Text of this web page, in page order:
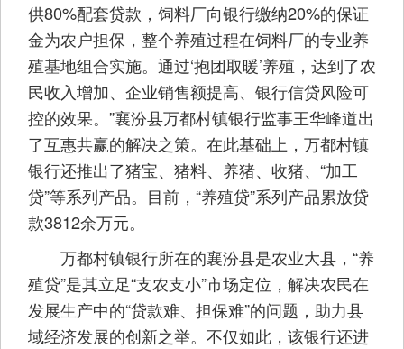
供80%配套贷款，饲料厂向银行缴纳20%的保证
金为农户担保，整个养殖过程在饲料厂的专业养
殖基地组合实施。通过‘抱团取暖’养殖，达到了农
民收入增加、企业销售额提高、银行信贷风险可
控的效果。”襄汾县万都村镇银行监事王华峰道出
了互惠共赢的解决之策。在此基础上，万都村镇
银行还推出了猪宝、猪料、养猪、收猪、“加工
贷”等系列产品。目前，“养殖贷”系列产品累放贷
款3812余万元。
万都村镇银行所在的襄汾县是农业大县，“养
殖贷”是其立足“支农支小”市场定位，解决农民在
发展生产中的“贷款难、担保难”的问题，助力县
域经济发展的创新之举。不仅如此，该银行还进